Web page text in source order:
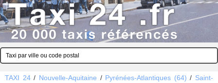
TAXI 24/ Nouvelle-Aquitaine / Pyrénées-Atlantiques (64) / Saint-